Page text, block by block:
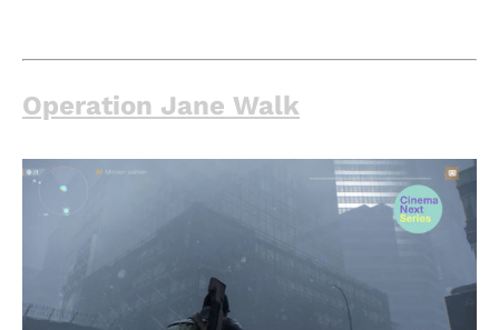
Operation Jane Walk